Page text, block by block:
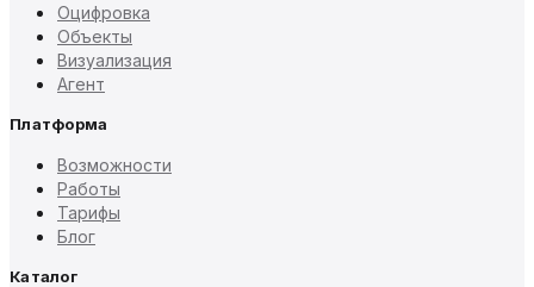
Оцифровка
Объекты
Визуализация
Агент
Платформа
Возможности
Работы
Тарифы
Блог
Каталог